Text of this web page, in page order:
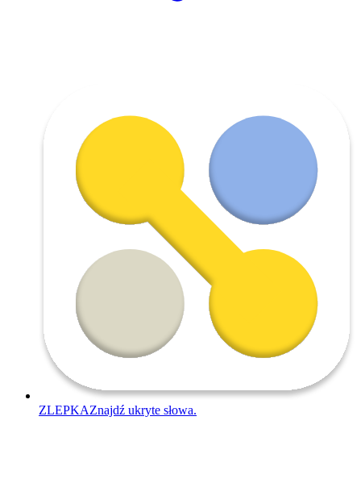
ZLEPKAZnajdź ukryte słowa.